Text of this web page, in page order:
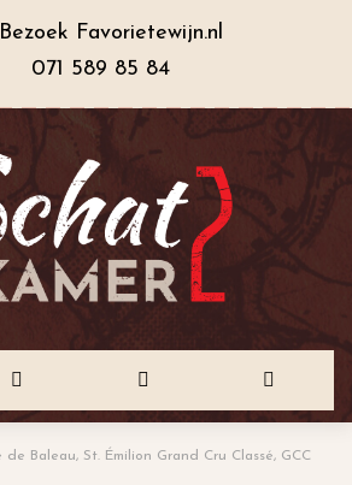
Bezoek Favorietewijn.nl
071 589 85 84
Baleau, St. Émilion Grand Cru Classé, GCC